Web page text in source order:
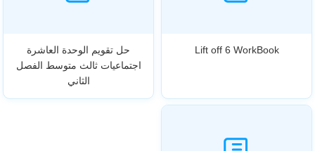
Lift off 6 WorkBook
حل تقويم الوحدة العاشرة
اجتماعيات ثالث متوسط الفصل
الثاني